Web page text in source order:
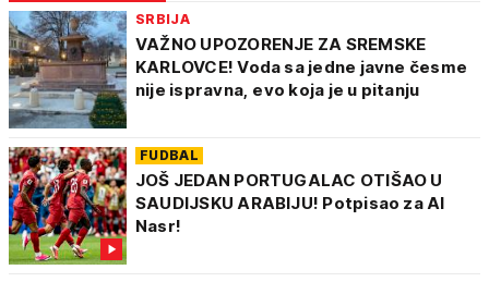
SRBIJA
VAŽNO UPOZORENJE ZA SREMSKE
KARLOVCE! Voda sa jedne javne česme
nije ispravna, evo koja je u pitanju
FUDBAL
JOŠ JEDAN PORTUGALAC OTIŠAO U
SAUDIJSKU ARABIJU! Potpisao za Al
Nasr!